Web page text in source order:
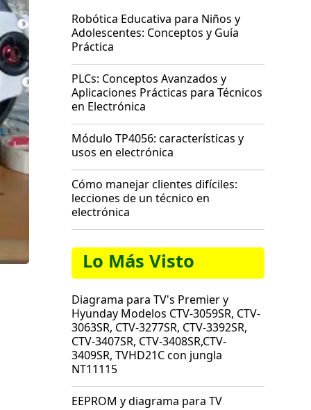
Robótica Educativa para Niños y
Adolescentes: Conceptos y Guía
Práctica
PLCs: Conceptos Avanzados y
Aplicaciones Prácticas para Técnicos
en Electrónica
Módulo TP4056: características y
usos en electrónica
Cómo manejar clientes difíciles:
lecciones de un técnico en
electrónica
Lo Más Visto
Diagrama para TV's Premier y
Hyunday Modelos CTV-3059SR, CTV-
3063SR, CTV-3277SR, CTV-3392SR,
CTV-3407SR, CTV-3408SR,CTV-
3409SR, TVHD21C con jungla
NT11115
EEPROM y diagrama para TV